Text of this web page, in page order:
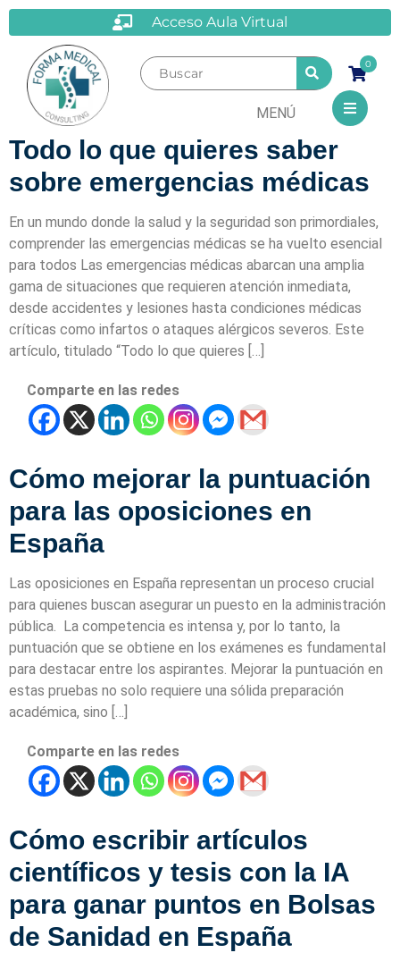
Acceso Aula Virtual
0
MENÚ
Todo lo que quieres saber
sobre emergencias médicas
En un mundo donde la salud y la seguridad son primordiales,
comprender las emergencias médicas se ha vuelto esencial
para todos Las emergencias médicas abarcan una amplia
gama de situaciones que requieren atención inmediata,
desde accidentes y lesiones hasta condiciones médicas
críticas como infartos o ataques alérgicos severos. Este
artículo, titulado “Todo lo que quieres […]
Comparte en las redes
Cómo mejorar la puntuación
para las oposiciones en
España
Las oposiciones en España representan un proceso crucial
para quienes buscan asegurar un puesto en la administración
pública. La competencia es intensa y, por lo tanto, la
puntuación que se obtiene en los exámenes es fundamental
para destacar entre los aspirantes. Mejorar la puntuación en
estas pruebas no solo requiere una sólida preparación
académica, sino […]
Comparte en las redes
Cómo escribir artículos
científicos y tesis con la IA
para ganar puntos en Bolsas
de Sanidad en España